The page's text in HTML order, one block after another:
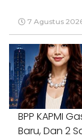
7 Agustus
BPP KAPMI
Baru, Dan 2